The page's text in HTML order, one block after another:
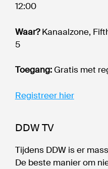
12:00
Waar?Kanaalzone,
5
Toegang:Gratis met
Registreer hier
DDW TV
Tijdens DDW is er
De beste manier om